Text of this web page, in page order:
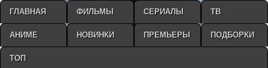
ГЛАВНАЯ ФИЛЬМЫ СЕРИАЛЫ ТВ
АНИМЕ НОВИНКИ ПРЕМЬЕРЫ ПОДБОРКИ
ТОП